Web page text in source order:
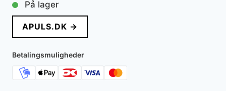
pris
var:
249 kr..
pris
er:
89 kr..
På lager
APULS.DK →
Betalingsmuligheder